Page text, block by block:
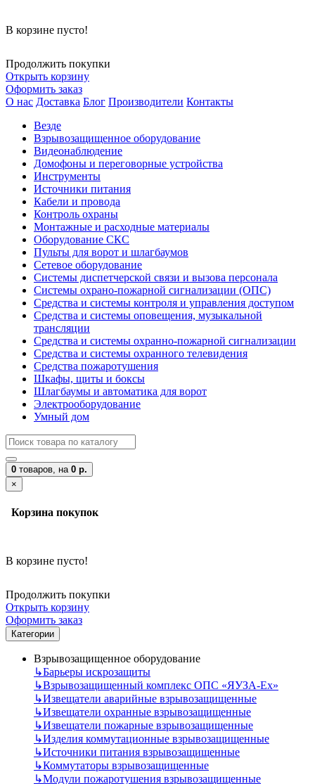
В корзине пусто!
Продолжить покупки
Открыть корзину
Оформить заказ
О нас Доставка Блог Производители Контакты
Везде
Взрывозащищенное оборудование
Видеонаблюдение
Домофоны и переговорные устройства
Инструменты
Источники питания
Кабели и провода
Контроль охраны
Монтажные и расходные материалы
Оборудование СКС
Пульты для ворот и шлагбаумов
Сетевое оборудование
Системы диспетчерской связи и вызова персонала
Системы охрано-пожарной сигнализации (ОПС)
Средства и системы контроля и управления доступом
Средства и системы оповещения, музыкальной
трансляции
Средства и системы охранно-пожарной сигнализации
Средства и системы охранного телевидения
Средства пожаротушения
Шкафы, щиты и боксы
Шлагбаумы и автоматика для ворот
Электрооборудование
Умный дом
0 товаров, на 0 р.
×
Корзина покупок
В корзине пусто!
Продолжить покупки
Открыть корзину
Оформить заказ
Категории
Взрывозащищенное оборудование
↳Барьеры искрозащиты
↳Взрывозащищенный комплекс ОПС «ЯУЗА-Ех»
↳Извещатели аварийные взрывозащищенные
↳Извещатели охранные взрывозащищенные
↳Извещатели пожарные взрывозащищенные
↳Изделия коммутационные взрывозащищенные
↳Источники питания взрывозащищенные
↳Коммутаторы взрывозащищенные
↳Модули пожаротушения взрывозащищенные